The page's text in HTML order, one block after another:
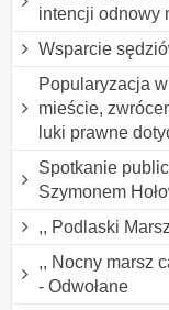
intencji odnowy
Wsparcie
Popularyzacja
mieście,
luki prawne
Spotkanie
Szymonem
,, Podlaski
,, Nocny marsz
- Odwołane